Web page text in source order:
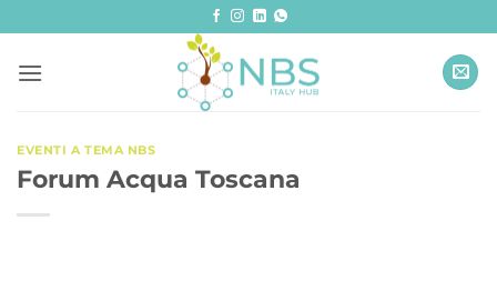
contenuti
EVENTI A TEMA NBS
Forum Acqua Toscana